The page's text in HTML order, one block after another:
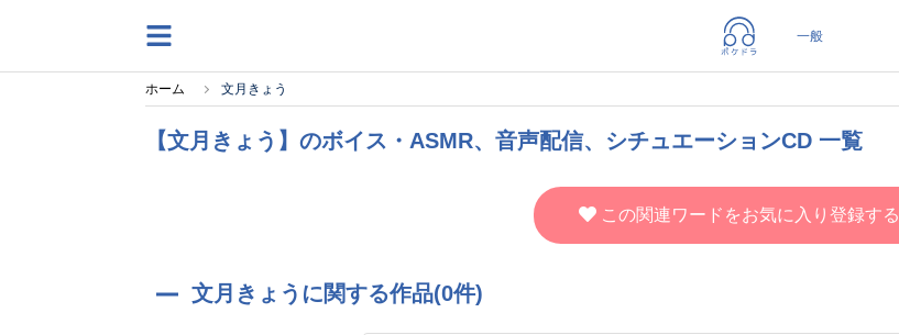
ホーム 文月きょう
【文月きょう】のボイス・ASMR、音声配信、シチュエーションCD 一覧
この関連ワードをお気に入り登録する
文月きょうに関する作品(0件)